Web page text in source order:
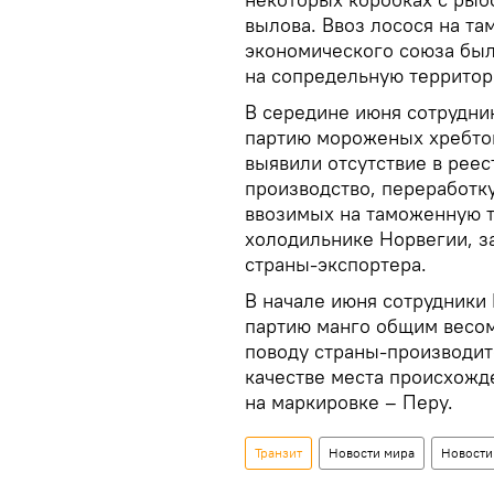
вылова. Ввоз лосося на
экономического союза
на сопредельную
В середине июня
партию мороженых
выявили отсутствие в
производство,
ввозимых на таможенную
холодильнике Норвегии,
страны-экспортера.
В начале июня
партию манго общим
поводу страны-
качестве места
на маркировке – Перу.
Транзит Новости мира